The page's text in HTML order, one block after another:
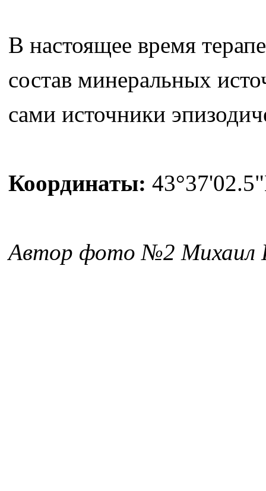
В настоящее время
состав минеральных
сами источники
Координаты:
Автор фото №2 Михаил